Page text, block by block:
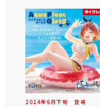
2024年6 月下旬 登場